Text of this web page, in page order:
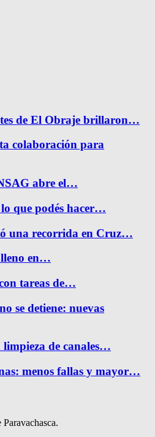
de El Obraje brillaron…
colaboración para
abre el…
que podés hacer…
una recorrida en Cruz…
lleno en…
tareas de…
se detiene: nuevas
de canales…
menos fallas y mayor…